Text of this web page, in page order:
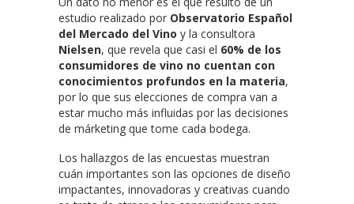
estudio realizado por Observatorio Español
del Mercado del Vino y la consultora
Nielsen, que revela que casi el 60% de los
consumidores de vino no cuentan con
conocimientos profundos en la materia,
por lo que sus elecciones de compra van a
estar mucho más influidas por las decisiones
de márketing que tome cada bodega.
Los hallazgos de las encuestas muestran
cuán importantes son las opciones de diseño
impactantes, innovadoras y creativas cuando